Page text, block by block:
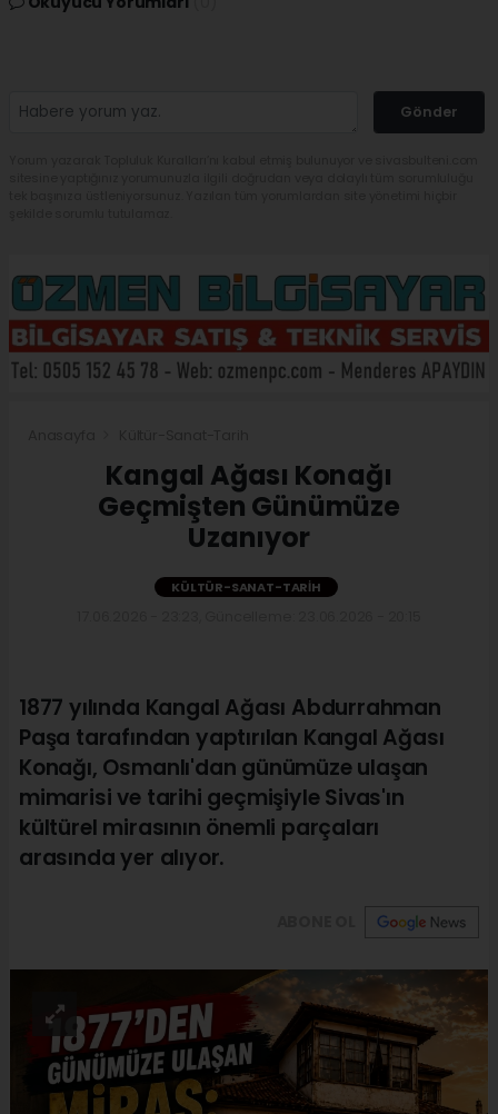
Gönder
Kangal Ağası Konağı
Geçmişten Günümüze
Uzanıyor
KÜLTÜR-SANAT-TARIH
1877 yılında Kangal Ağası Abdurrahman
Paşa tarafından yaptırılan Kangal Ağası
Konağı, Osmanlı'dan günümüze ulaşan
mimarisi ve tarihi geçmişiyle Sivas'ın
kültürel mirasının önemli parçaları
arasında yer alıyor.